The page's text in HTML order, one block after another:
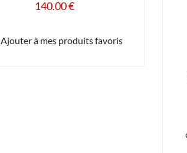
140.00€
Ajouter à mes produits favoris